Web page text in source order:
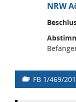
NRW
FB 1/469/